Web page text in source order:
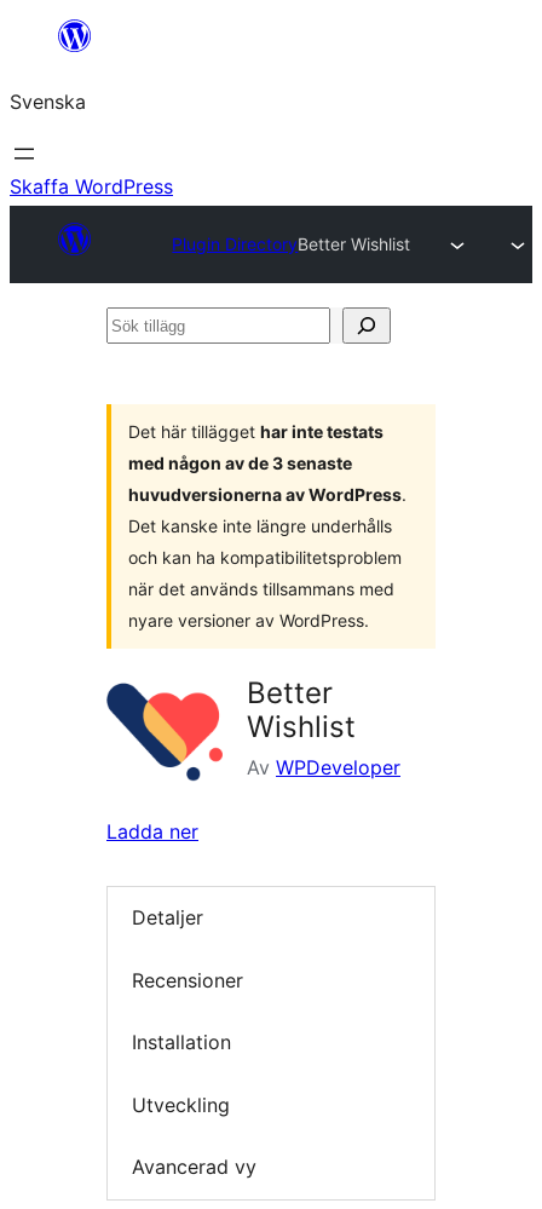
Hoppa
innehåll
Svenska
Skaffa WordPress
Plugin DirectoryBetter Wishlist
Sök
Det här tillägget har inte testats
med någon av de 3 senaste
huvudversionerna av WordPress.
Det kanske inte längre underhålls
och kan ha kompatibilitetsproblem
när det används tillsammans med
nyare versioner av WordPress.
Better
Wishlist
Av WPDeveloper
Ladda ner
Detaljer
Recensioner
Installation
Utveckling
Avancerad vy